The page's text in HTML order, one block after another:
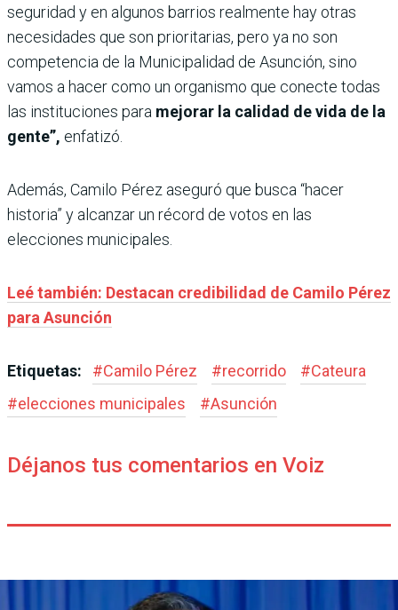
seguridad y en algunos barrios realmente hay otras
necesidades que son prioritarias, pero ya no son
competencia de la Municipalidad de Asunción, sino
vamos a hacer como un organismo que conecte todas
las instituciones para mejorar la calidad de vida de la
gente”, enfatizó.
Además, Camilo Pérez aseguró que busca “hacer
historia” y alcanzar un récord de votos en las
elecciones municipales.
Leé también: Destacan credibilidad de Camilo Pérez
para Asunción
Etiquetas: #Camilo Pérez #recorrido #Cateura
#elecciones municipales #Asunción
Déjanos tus comentarios en Voiz